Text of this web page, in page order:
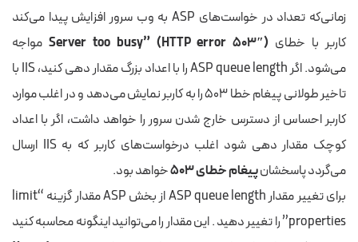
زمانی‌که تعداد در خواست‌های ASP به وب سرور افزایش پیدا می‌کند
کاربر با خطای (Server too busy” (HTTP error 503″
مواجه
می‌شود. اگر ASP queue length را با اعداد بزرگ مقدار دهی کنید، IIS با
تاخیر طولانی پیغام خطا ۵۰۳ را به کاربر نمایش می‌دهد و در اغلب موارد
کاربر احساس از دسترس خارج شدن سرور را خواهد داشت، اگر با اعداد
کوچک مقدار دهی شود اغلب درخواست‌های کاربر که به IIS ارسال
می‌گردد پاسخشانپیغام خطای ۵۰۳
خواهد بود.
برای تغییر مقدار ASP queue length از بخش ASP مقدار گزینه “limit
properties” را تغییر دهید . این مقدار را می‌توانید اینگونه محاسبه کنید